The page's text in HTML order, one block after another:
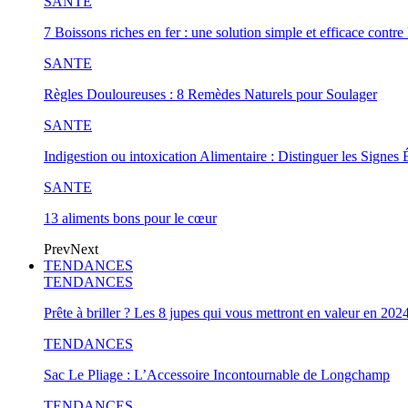
7 Boissons riches en fer : une solution simple et efficace contre
SANTE
Règles Douloureuses : 8 Remèdes Naturels pour Soulager
SANTE
Indigestion ou intoxication Alimentaire : Distinguer les Signes
SANTE
13 aliments bons pour le cœur
PrevNext
TENDANCES
TENDANCES
Prête à briller ? Les 8 jupes qui vous mettront en valeur en
TENDANCES
Sac Le Pliage : L’Accessoire Incontournable de Longchamp